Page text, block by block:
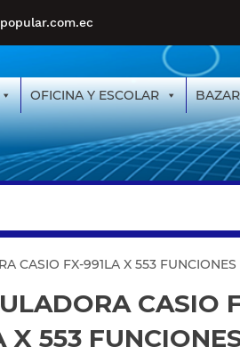
OFICINA Y ESCOLAR BAZAR
CASIO FX-991LA X 553
CASIO
X 553